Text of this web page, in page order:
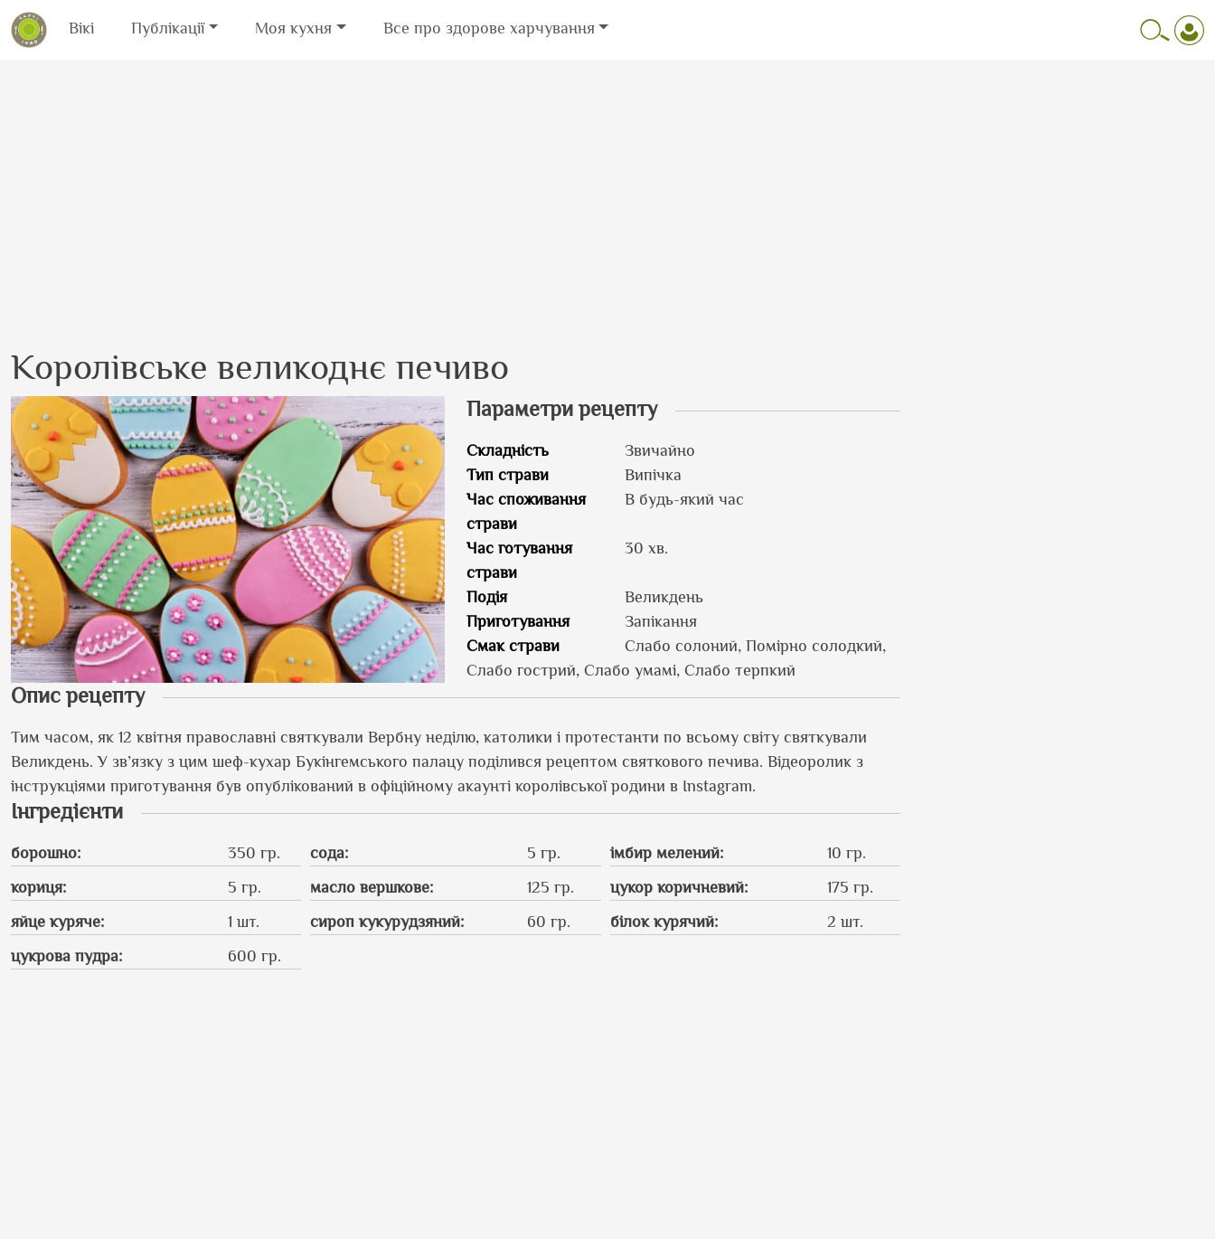
Вікі Публікації Моя кухня Все про здорове харчування
Королівське великоднє печиво
Параметри рецепту
Складність
Звичайно
Тип страви
Випічка
Час споживання
страви
В будь-який час
Час готування
страви
30 хв.
Подія
Великдень
Приготування
Запікання
Смак страви
Слабо солоний, Помірно солодкий,
Слабо гострий, Слабо умамі, Слабо терпкий
Опис рецепту
Тим часом, як 12 квітня православні святкували Вербну неділю, католики і протестанти по всьому світу святкували
Великдень. У зв’язку з цим шеф-кухар Букінгемського палацу поділився рецептом святкового печива. Відеоролик з
інструкціями приготування був опублікований в офіційному акаунті королівської родини в Instagram.
Інгредієнти
борошно: 350 гр. сода: 5 гр. імбир мелений:
10 гр.
кориця: 5 гр. масло вершкове: 125 гр. цукор коричневий:
175 гр.
яйце куряче: 1 шт. сироп кукурудзяний: 60 гр. білок курячий:
2 шт.
цукрова пудра: 600 гр.